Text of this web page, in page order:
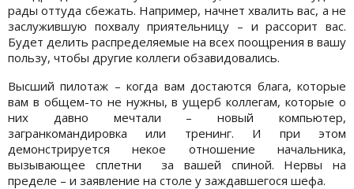
рады оттуда сбежать. Например, начнет хвалить вас, а не
заслужившую похвалу приятельницу – и рассорит вас.
Будет делить распределяемые на всех поощрения в вашу
пользу, чтобы другие коллеги обзавидовались.
Высший пилотаж – когда вам достаются блага, которые
вам в общем-то не нужны, в ущерб коллегам, которые о
них давно мечтали – новый компьютер,
загранкомандировка или тренинг. И при этом
демонстрируется некое отношение начальника,
вызывающее сплетни за вашей спиной. Нервы на
пределе – и заявление на столе у заждавшегося шефа.